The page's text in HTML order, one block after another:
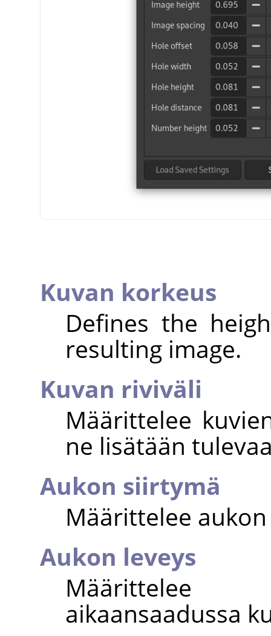
Kuvan korkeus
Defines the
resulting image.
Kuvan riviväli
Määrittelee
ne lisätään
Aukon siirtymä
Määrittelee
Aukon leveys
Määrittelee
aikaansaadussa